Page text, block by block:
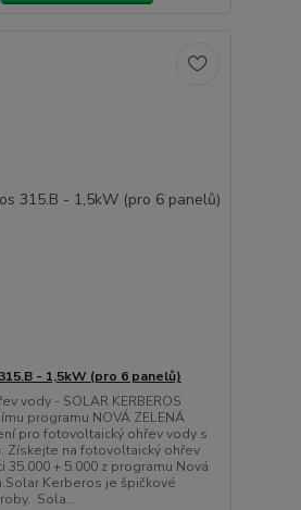
- 1,5kW (pro 6 panelů)
vody - SOLAR KERBEROS
programu NOVÁ ZELENÁ
pro fotovoltaický ohřev vody s
Získejte na fotovoltaický ohřev
35.000 + 5.000 z programu Nová
Kerberos je špičkové
Sola...